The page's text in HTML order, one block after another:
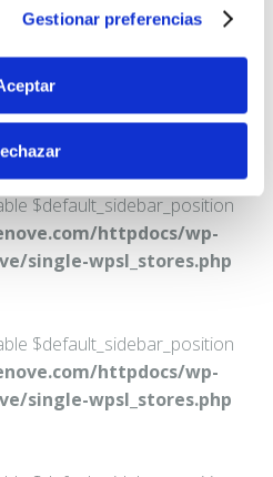
Gestionar preferencias
$default_sidebar_position
httpdocs/wp-
single-wpsl_stores.php
$default_sidebar_position
httpdocs/wp-
single-wpsl_stores.php